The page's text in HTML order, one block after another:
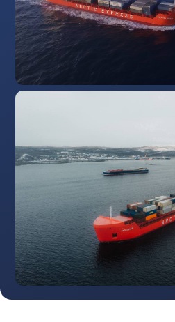
Подробнее
О нас
Направления
Клиентам
+7 (8152) 45-98-87
+7 (952) 297-55-01